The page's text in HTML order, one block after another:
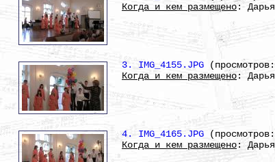
Когда и кем размещено:
3. IMG_4155.JPG
Когда и кем размещено:
4. IMG_4165.JPG
Когда и кем размещено: